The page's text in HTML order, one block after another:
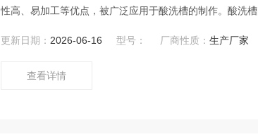
性高、易加工等优点，被广泛应用于酸洗槽的制作。酸洗
等优点，可广泛应用于各种酸洗工艺中。
更新日期： 2026-06-16 型号： 厂商性质：生产厂家
查看详情